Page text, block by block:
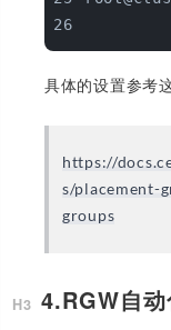
具体的设置参考
https://
s/placement-
groups
4.RGW自